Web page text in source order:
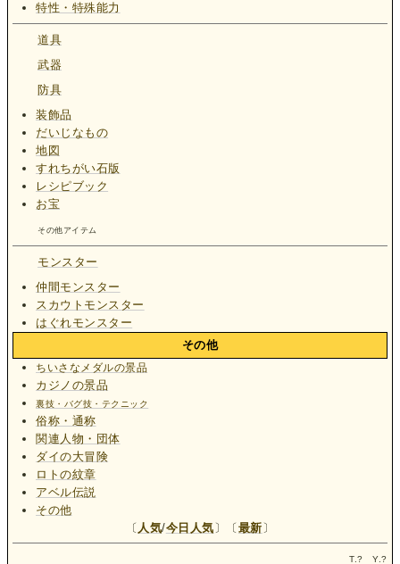
特性・特殊能力
道具
武器
防具
装飾品
だいじなもの
地図
すれちがい石版
レシピブック
お宝
その他アイテム
モンスター
仲間モンスター
スカウトモンスター
はぐれモンスター
その他
ちいさなメダルの景品
カジノの景品
裏技・バグ技・テクニック
俗称・通称
関連人物・団体
ダイの大冒険
ロトの紋章
アベル伝説
その他
〔 人気/今日人気〕〔最新〕
T.? Y.?